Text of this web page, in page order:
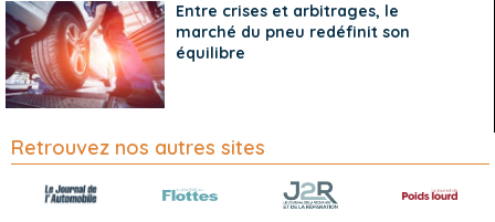
Entre crises et arbitrages, le
marché du pneu redéfinit son
équilibre
Retrouvez nos autres sites